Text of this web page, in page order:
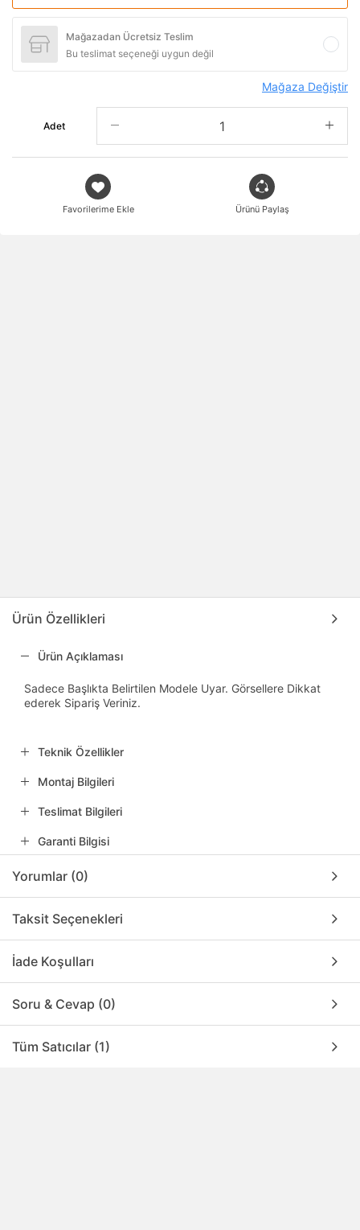
Mağazadan Ücretsiz Teslim
Bu teslimat seçeneği uygun değil
Mağaza Değiştir
Adet
Favorilerime Ekle Ürünü Paylaş
Ürün Özellikleri
Ürün Açıklaması
Sadece Başlıkta Belirtilen Modele Uyar. Görsellere Dikkat
ederek Sipariş Veriniz.
Teknik Özellikler
Montaj Bilgileri
Teslimat Bilgileri
Garanti Bilgisi
Yorumlar (0)
Taksit Seçenekleri
İade Koşulları
Soru & Cevap (0)
Tüm Satıcılar (1)